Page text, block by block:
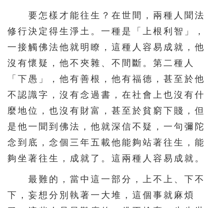
要怎樣才能往生？在世間，兩種人聞法
修行決定得生淨土。一種是「上根利智」，
一接觸佛法他就明瞭，這種人容易成就，他
沒有懷疑，他不夾雜、不間斷。第二種人
「下愚」，他有善根，他有福德，甚至於他
不認識字，沒有念過書，在社會上也沒有什
麼地位，也沒有財富，甚至於貧窮下賤，但
是他一聞到佛法，他就深信不疑，一句彌陀
念到底，念個三年五載他能夠站著往生，能
夠坐著往生，成就了。這兩種人容易成就。
最難的，當中這一部分，上不上、下不
下，妄想分別執著一大堆，這個事就麻煩